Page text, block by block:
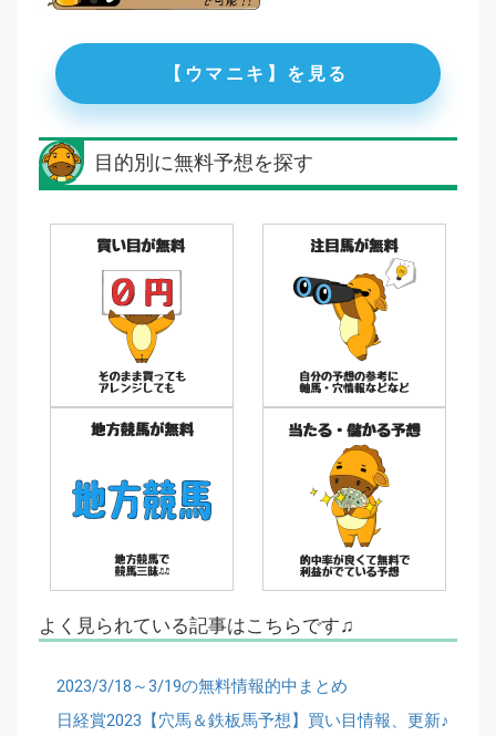
【ウマニキ】を見る
目的別に無料予想を探す
よく見られている記事はこちらです♫
2023/3/18～3/19の無料情報的中まとめ
日経賞2023【穴馬＆鉄板馬予想】買い目情報、更新♪